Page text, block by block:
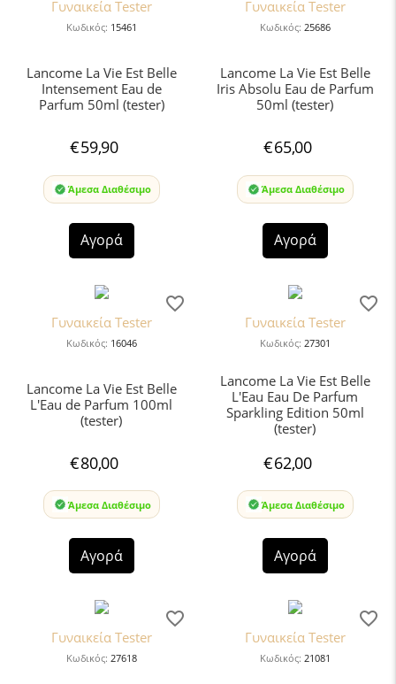
Γυναικεία Tester
Κωδικός: 15461
Lancome La Vie Est Belle
Intensement Eau de
Parfum 50ml (tester)
€59,90
Άμεσα Διαθέσιμο
Αγορά
Γυναικεία Tester
Κωδικός: 25686
Lancome La Vie Est Belle
Iris Absolu Eau de Parfum
50ml (tester)
€65,00
Άμεσα Διαθέσιμο
Αγορά
Γυναικεία Tester
Κωδικός: 16046
Lancome La Vie Est Belle
L'Eau de Parfum 100ml
(tester)
€80,00
Άμεσα Διαθέσιμο
Αγορά
Γυναικεία Tester
Κωδικός: 27301
Lancome La Vie Est Belle
L'Eau Eau De Parfum
Sparkling Edition 50ml
(tester)
€62,00
Άμεσα Διαθέσιμο
Αγορά
Γυναικεία Tester
Κωδικός: 27618
Γυναικεία Tester
Κωδικός: 21081